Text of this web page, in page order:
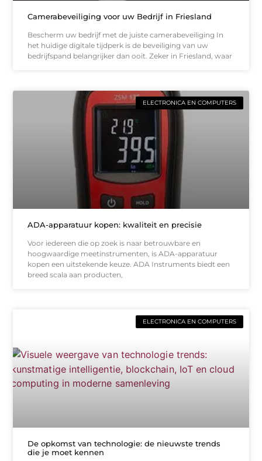
Camerabeveiliging voor uw Bedrijf in Friesland
Bescherm uw bedrijf met de juiste camerabeveiliging In
het huidige digitale tijdperk is de beveiliging van uw
bedrijfspand belangrijker dan ooit. Zeker in Friesland, waar
ELECTRONICA EN COMPUTERS
ADA-apparatuur kopen: kwaliteit en precisie
Voor iedereen die op zoek is naar betrouwbare en
hoogwaardige meetinstrumenten, is ADA-apparatuur
kopen een uitstekende keuze. ADA Instruments biedt een
breed scala aan producten,
ELECTRONICA EN COMPUTERS
De opkomst van technologie: de nieuwste trends
die je moet kennen